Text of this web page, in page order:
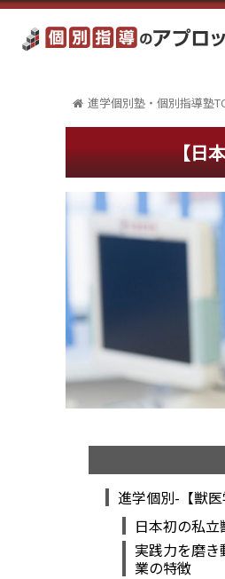
進学個別塾・個別指導塾
【日
進学個別-【獣
日本初の私
実践力を磨
業の特徴